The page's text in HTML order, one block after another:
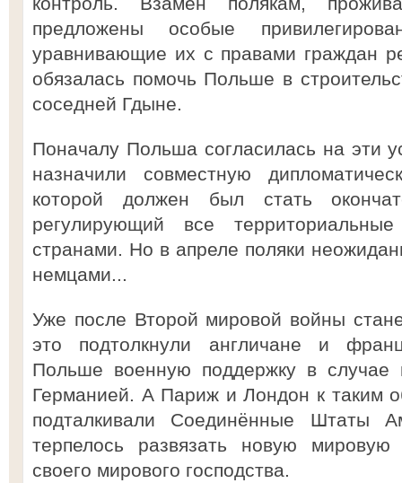
предложены особые
уравнивающие их с правами граждан
обязалась помочь Польше в
соседней Гдыне.
Поначалу Польша согласилась на эти
назначили совместную
которой должен был стать
регулирующий все
странами. Но в апреле поляки
немцами...
Уже после Второй мировой войны
это подтолкнули англичане и
Польше военную поддержку в случае
Германией. А Париж и Лондон к таким
подталкивали Соединённые Штаты
терпелось развязать новую
своего мирового господства.